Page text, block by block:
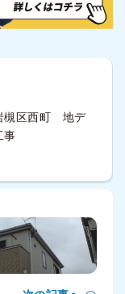
槻区西町 地デ
事